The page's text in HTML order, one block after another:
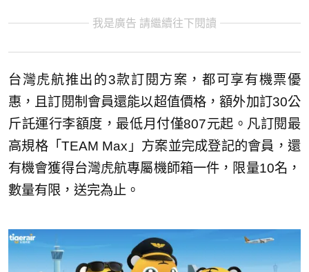
我是廣告 請繼續往下閱讀
台灣虎航推出的3款訂閱方案，都可享有機票優
惠，且訂閱制會員還能以超值價格，額外加訂30公
斤託運行李額度，最低月付僅807元起。凡訂閱最
高規格「TEAM Max」方案並完成登記的會員，還
有機會獲得台灣虎航專屬機師箱一件，限量10名，
數量有限，送完為止。